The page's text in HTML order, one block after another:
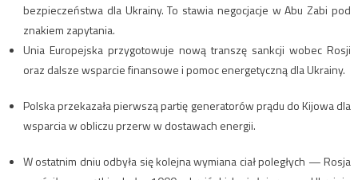
bezpieczeństwa dla Ukrainy. To stawia negocjacje w Abu Zabi pod
znakiem zapytania.
Unia Europejska przygotowuje nową transzę sankcji wobec Rosji
oraz dalsze wsparcie finansowe i pomoc energetyczną dla Ukrainy.
Polska przekazała pierwszą partię generatorów prądu do Kijowa dla
wsparcia w obliczu przerw w dostawach energii.
W ostatnim dniu odbyła się kolejna wymiana ciał poległych — Rosja